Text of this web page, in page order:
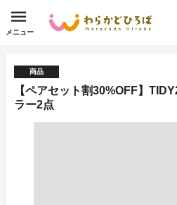
メニュー
商品
【ペアセット割30%OFF】
ラー2点